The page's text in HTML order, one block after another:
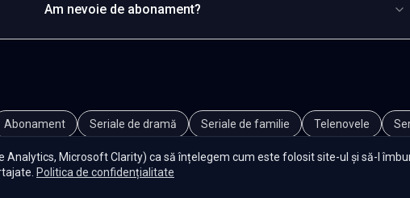
Analytics, Microsoft Clarity) ca să înțelegem cum este folosit site-ul și să-l
Politica de confidențialitate
Am nevoie de abonament?
Abonament Seriale de dramă Seriale de familie Telenovele